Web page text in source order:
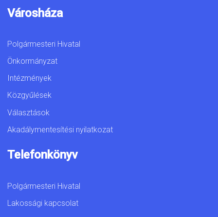
Városháza
Polgármesteri Hivatal
Önkormányzat
Intézmények
Közgyűlések
Választások
Akadálymentesítési nyilatkozat
Telefonkönyv
Polgármesteri Hivatal
Lakossági kapcsolat